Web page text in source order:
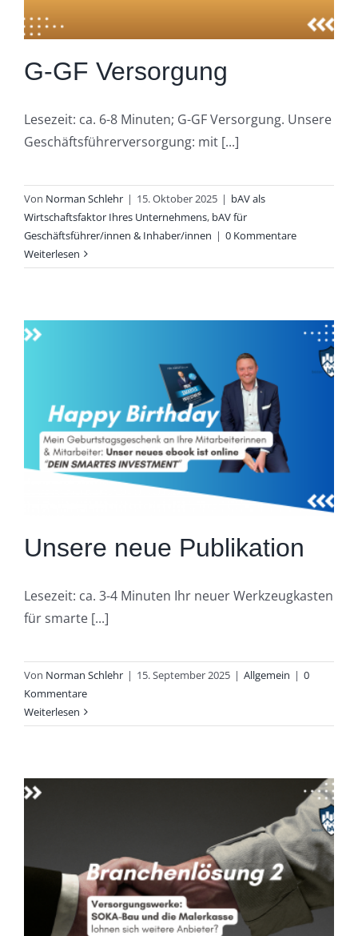
G-GF Versorgung
Lesezeit: ca. 6-8 Minuten; G-GF Versorgung. Unsere
Geschäftsführerversorgung: mit [...]
Von Norman Schlehr | 15. Oktober 2025 | bAV als
Wirtschaftsfaktor Ihres Unternehmens, bAV für
Geschäftsführer/innen & Inhaber/innen | 0 Kommentare
Weiterlesen
Unsere neue Publikation
Lesezeit: ca. 3-4 Minuten Ihr neuer Werkzeugkasten
für smarte [...]
Von Norman Schlehr | 15. September 2025 | Allgemein | 0
Kommentare
Weiterlesen